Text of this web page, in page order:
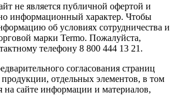
не является публичной офертой и
информационный характер. Чтобы
об условиях сотрудничества и
марки Termo. Пожалуйста,
телефону 8 800 444 13 21.
согласования страниц
отдельных элементов, в том
на сайте информации и материалов,